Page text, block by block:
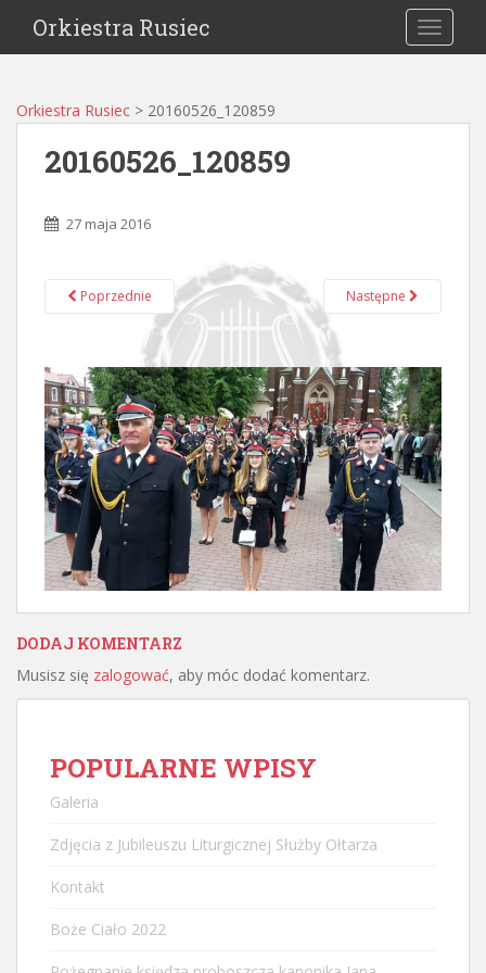
Orkiestra Rusiec
Orkiestra Rusiec > 20160526_120859
20160526_120859
27 maja 2016
Poprzednie Następne
DODAJ KOMENTARZ
Musisz się zalogować, aby móc dodać komentarz.
POPULARNE WPISY
Galeria
Zdjęcia z Jubileuszu Liturgicznej Służby Ołtarza
Kontakt
Boże Ciało 2022